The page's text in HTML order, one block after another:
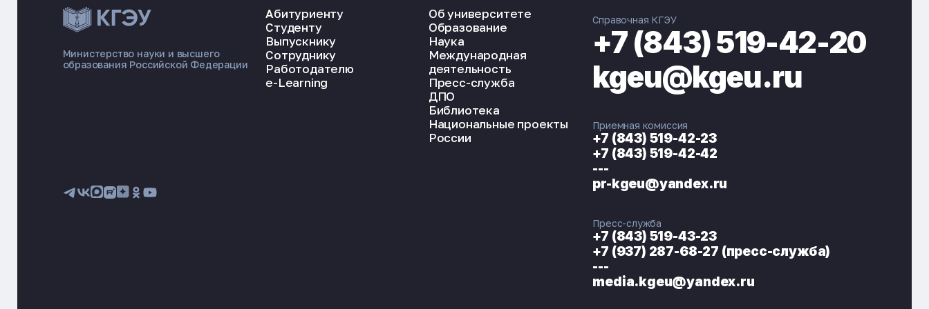
ЭНЕРГОКОД — ПОМОЩНИК КГЭУ
Министерство науки и высшего
образования Российской Федерации
Абитуриенту
Студенту
Выпускнику
Сотруднику
Работодателю
e-Learning
Об университете
Образование
Наука
Международная
деятельность
Пресс-служба
ДПО
Библиотека
Национальные проекты
России
Справочная КГЭУ
+7 (843) 519-42-20
kgeu@kgeu.ru
Приемная комиссия
+7 (843) 519-42-23
+7 (843) 519-42-42
---
pr-kgeu@yandex.ru
Пресс-служба
+7 (843) 519-43-23
+7 (937) 287-68-27 (пресс-служба)
---
media.kgeu@yandex.ru